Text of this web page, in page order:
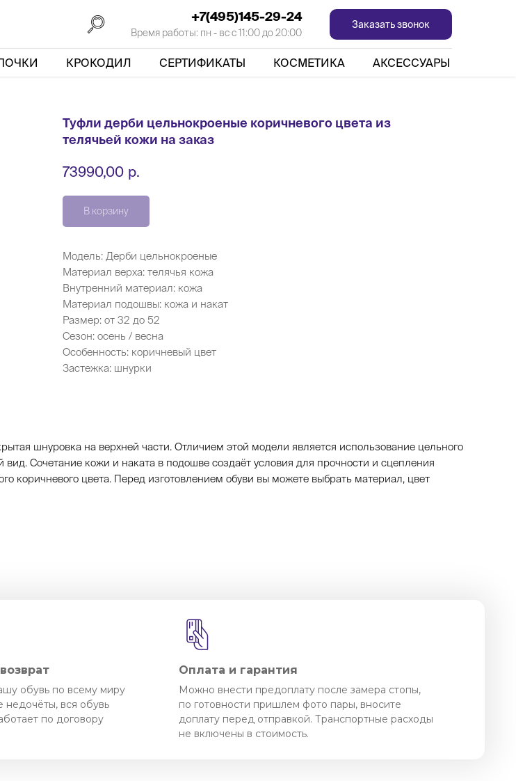
+7(495)145-29-24
Время работы: пн - вс с 11:00 до 20:00
Заказать звонок
КРОКОДИЛ СЕРТИФИКАТЫ КОСМЕТИКА АКСЕССУАРЫ
Туфли дерби цельнокроеные коричневого цвета из
телячьей кожи на заказ
73990,00 р.
В корзину
Модель: Дерби цельнокроеные
Материал верха: телячья кожа
Внутренний материал: кожа
Материал подошвы: кожа и накат
Размер: от 32 до 52
Сезон: осень / весна
Особенность: коричневый цвет
Застежка: шнурки
шнуровка на верхней части. Отличием этой модели является использование цельного
Сочетание кожи и наката в подошве создаёт условия для прочности и сцепления
коричневого цвета. Перед изготовлением обуви вы можете выбрать материал, цвет
обувь по всему миру
недочёты, вся обувь
по договору
Оплата и гарантия
Можно внести предоплату после замера стопы,
по готовности пришлем фото пары, вносите
доплату перед отправкой. Транспортные расходы
не включены в стоимость.